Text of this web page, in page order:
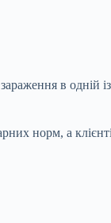
в одній
норм, а